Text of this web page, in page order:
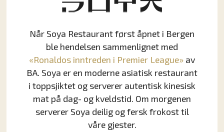
Når Soya Restaurant først åpnet i Bergen
ble hendelsen sammenlignet med
«Ronaldos inntreden i Premier League» av
BA. Soya er en moderne asiatisk restaurant
i toppsjiktet og serverer autentisk kinesisk
mat på dag- og kveldstid. Om morgenen
serverer Soya deilig og fersk frokost til
våre gjester.